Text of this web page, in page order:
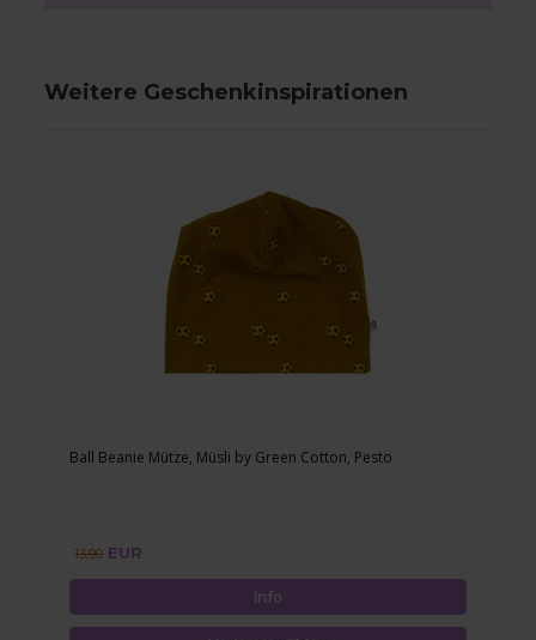
Weitere Geschenkinspirationen
Ball Beanie Mütze, Müsli by Green Cotton, Pesto
13,90 EUR